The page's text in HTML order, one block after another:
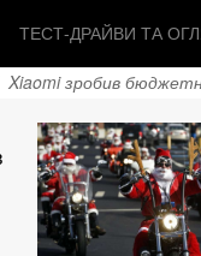
ТЕСТ-ДРАЙВИ ТА
Xiaomi зробив